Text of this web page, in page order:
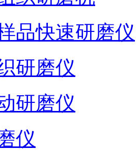
品快速研磨仪
研磨仪
研磨仪
仪